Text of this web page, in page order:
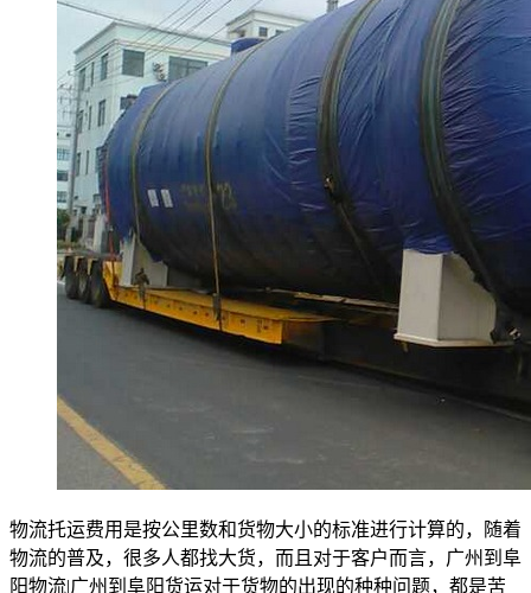
物流托运费用是按公里数和货物大小的标准进行计算的，随着
物流的普及，很多人都找大货，而且对于客户而言，广州到阜
阳物流|广州到阜阳货运对于货物的出现的种种问题，都是苦